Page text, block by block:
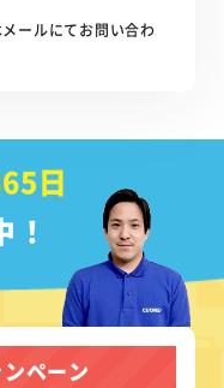
ールにてお問い合わ
日
ペーン